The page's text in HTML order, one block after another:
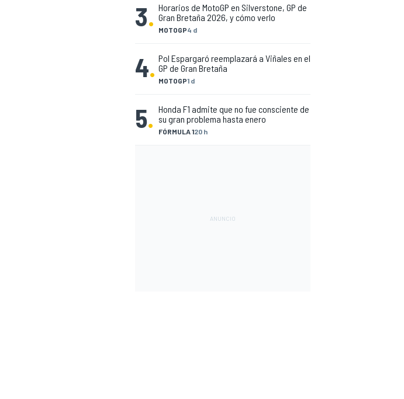
3. MOTOGP4 d
Horarios de MotoGP en Silverstone, GP de
Gran Bretaña 2026, y cómo verlo
4. MOTOGP1 d
Pol Espargaró reemplazará a Viñales en el
GP de Gran Bretaña
5. FÓRMULA 120 h
Honda F1 admite que no fue consciente de
su gran problema hasta enero